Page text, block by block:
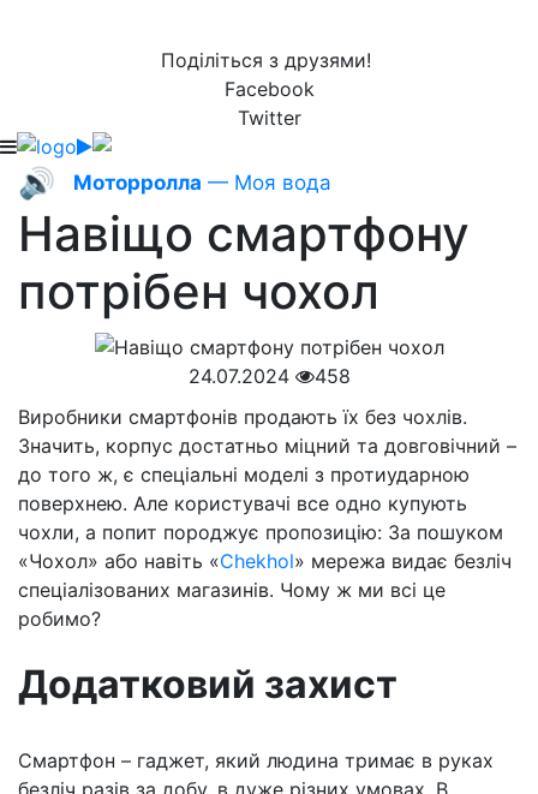
Поділіться з друзями!
Facebook
Twitter
🔊 Моторролла — Моя вода
Навіщо смартфону
потрібен чохол
24.07.2024
458
Виробники смартфонів продають їх без чохлів.
Значить, корпус достатньо міцний та довговічний –
до того ж, є спеціальні моделі з протиударною
поверхнею. Але користувачі все одно купують
чохли, а попит породжує пропозицію: За пошуком
«Чохол» або навіть «Chekhol» мережа видає безліч
спеціалізованих магазинів. Чому ж ми всі це
робимо?
Додатковий захист
Смартфон – гаджет, який людина тримає в руках
безліч разів за добу, в дуже різних умовах. В